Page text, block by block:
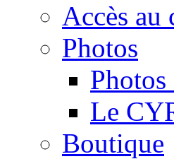
Accès au
Photos
Photos
Le
Boutique